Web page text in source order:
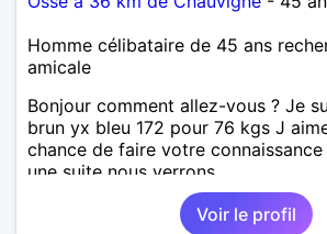
Homme célibataire de 45 ans
amicale
Bonjour comment allez-vous ? Je
brun yx bleu 172 pour 76 kgs J
chance de faire votre
une suite nous verrons…
Voir le profil